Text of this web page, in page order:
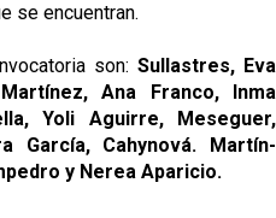
se encuentran.
son: Sullastres, Eva
Ana Franco, Inma
Yoli Aguirre, Meseguer,
García, Cahynová. Martín-
y Nerea Aparicio.